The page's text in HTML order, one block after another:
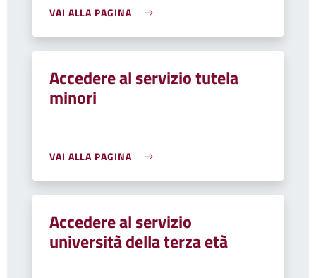
VAI ALLA PAGINA
Accedere al servizio tutela
minori
VAI ALLA PAGINA
Accedere al servizio
università della terza età